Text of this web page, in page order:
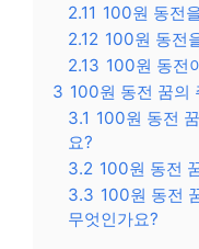
2.11 100원 동전
2.12 100원 동전
2.13 100원 동전
3 100원 동전 꿈의
3.1 100원 동전
요?
3.2 100원 동전
3.3 100원 동전
무엇인가요?